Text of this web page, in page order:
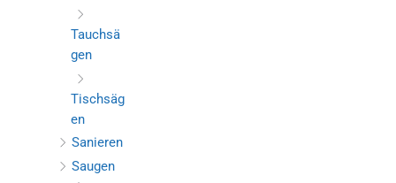
Tauchsä
gen
Tischsäg
en
Sanieren
Saugen